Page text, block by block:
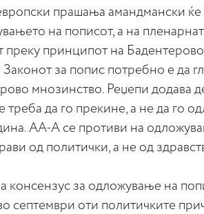
прашања амандмански ќе
на пописот, а на
преку принципот на
за попис потребно е да
мнозинство. Реџепи додава
треба да го прекине, а не да го
АА-А се противи на
од политички, а не од
консензус за одложување на
септември оти политичките